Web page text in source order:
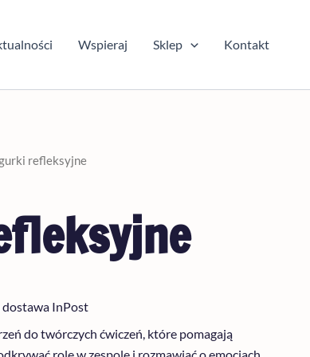
Wspieraj Sklep Kontakt
refleksyjne
dostawa InPost
do twórczych ćwiczeń, które pomagają
role w zespole i rozmawiać o emocjach,